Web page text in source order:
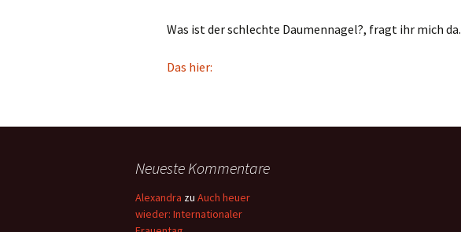
Was ist der schlechte Daumennagel?, fragt ihr mich da.
Das hier:
Neueste Kommentare
Alexandra zu Auch heuer
wieder: Internationaler